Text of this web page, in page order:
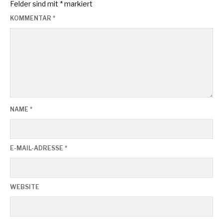
Felder sind mit *markiert
KOMMENTAR *
NAME *
E-MAIL-ADRESSE *
WEBSITE